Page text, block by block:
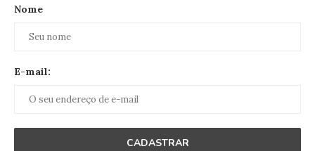
Nome
E-mail: